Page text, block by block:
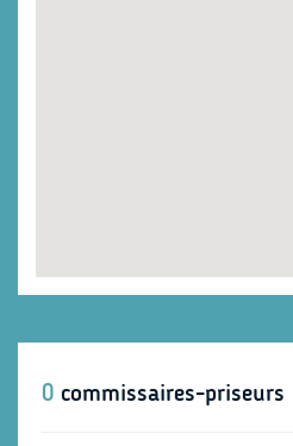
0 commissaires-